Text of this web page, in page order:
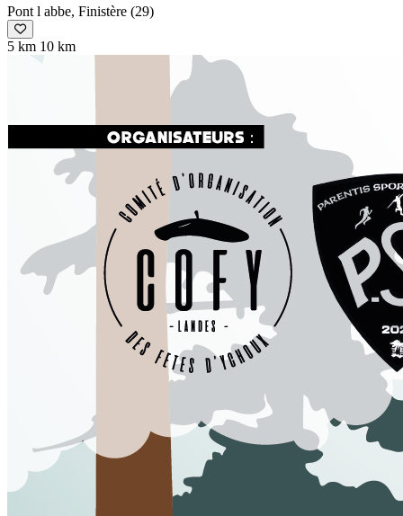
Pont l abbe, Finistère (29)
5 km 10 km